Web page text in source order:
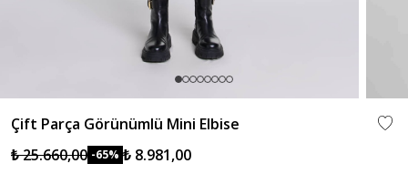
Çift Parça Görünümlü Mini Elbise
₺ 25.660,00 -65% ₺ 8.981,00